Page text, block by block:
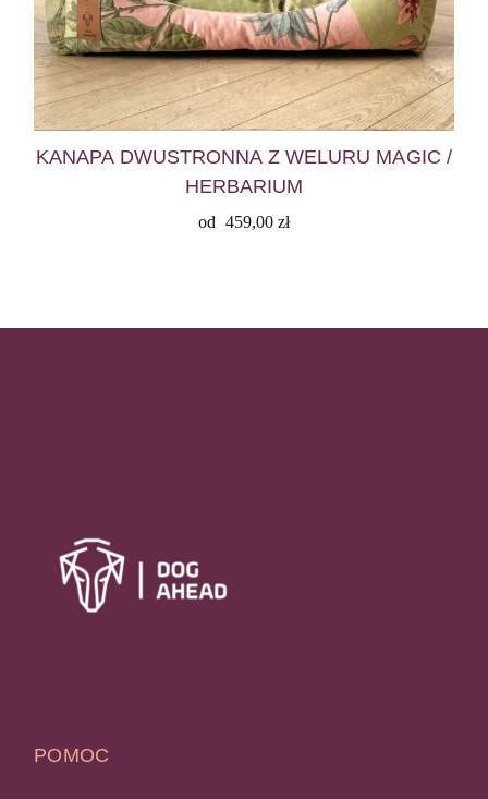
KANAPA DWUSTRONNA Z WELURU MAGIC /
HERBARIUM
od 459,00 zł
POMOC